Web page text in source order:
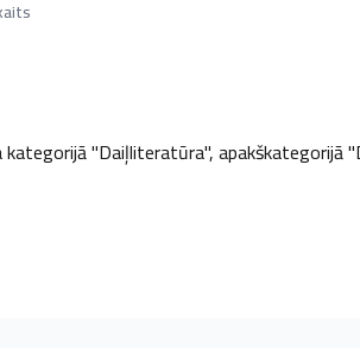
"Daiļliteratūra", apakškategorijā